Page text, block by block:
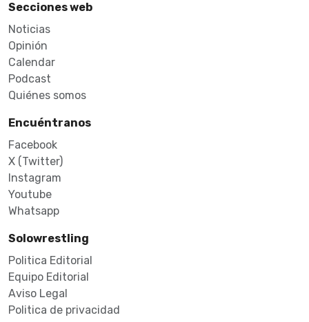
Secciones web
Noticias
Opinión
Calendar
Podcast
Quiénes somos
Encuéntranos
Facebook
X (Twitter)
Instagram
Youtube
Whatsapp
Solowrestling
Politica Editorial
Equipo Editorial
Aviso Legal
Politica de privacidad